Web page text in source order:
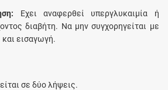
Εχει αναφερθεί υπεργλυκαιμία ή
διαβήτη. Να μην συγχορηγείται με
εισαγωγή.
σε δύο λήψεις.